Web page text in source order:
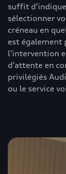
suffit
sélectionner
créneau en
est également
l'intervention
d’attente en
privilégiés
ou le service